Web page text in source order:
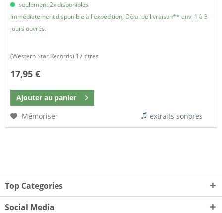
seulement 2x disponibles
Immédiatement disponible à l'expédition, Délai de livraison** env. 1 à 3
jours ouvrés.
(Western Star Records) 17 titres
17,95 €
Ajouter au panier
Mémoriser
extraits sonores
Top Categories
Social Media